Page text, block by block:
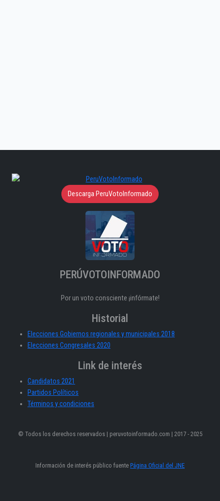
Descarga PeruVotoInformado
PERÚVOTOINFORMADO
Por un voto consciente ¡infórmate!
Historial
Elecciones Gobiernos regionales y municipales 2018
Elecciones Congresales 2020
Link de interés
Candidatos 2021
Partidos Políticos
Términos y condiciones
© Todos los derechos reservados | peruvotoinformado.com | 2017 - 2025
Información de interés público fuente Página Oficial del JNE